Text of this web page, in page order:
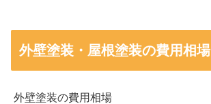
外壁塗装・屋根塗装の費用相場
外壁塗装の費用相場